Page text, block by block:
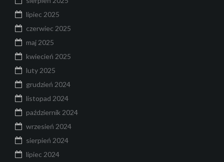
lipiec 2025
czerwiec 2025
maj 2025
kwiecień 2025
luty 2025
grudzień 2024
listopad 2024
październik 2024
wrzesień 2024
sierpień 2024
lipiec 2024